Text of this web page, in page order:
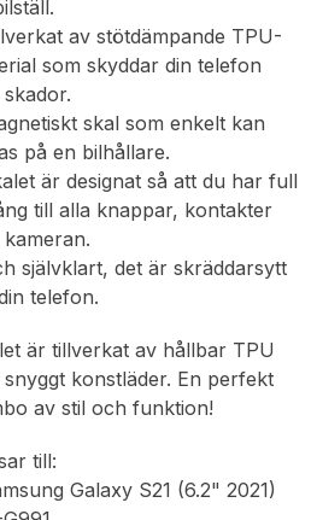
av stötdämpande TPU-
som skyddar din telefon
skal som enkelt kan
på en bilhållare.
är designat så att du har full
till alla knappar, kontakter
självklart, det är skräddarsytt
telefon.
är tillverkat av hållbar TPU
konstläder. En perfekt
av stil och funktion!
till:
Galaxy S21 (6.2" 2021)